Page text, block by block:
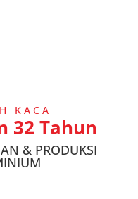
K A C A
32 Tahun
& PRODUKSI